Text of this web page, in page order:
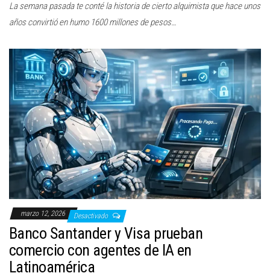
La semana pasada te conté la historia de cierto alquimista que hace unos
años convirtió en humo 1600 millones de pesos…
marzo 12, 2026 Desactivado
Banco Santander y Visa prueban
comercio con agentes de IA en
Latinoamérica